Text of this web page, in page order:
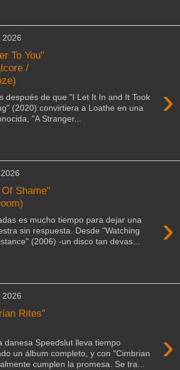
2026
To You"
/
›
después de que "I Let It In and It Took
(2020) convirtiera a Loathe en una
"A Stranger...
Shame"
›
es mucho tiempo para dejar una
sin respuesta. Desde "Watching
(2006) -un disco tan devas...
2026
Rites"
›
danesa Speedslut lleva tiempo
un álbum completo, y con "Cimbrian
cumplen la promesa. Se tra...